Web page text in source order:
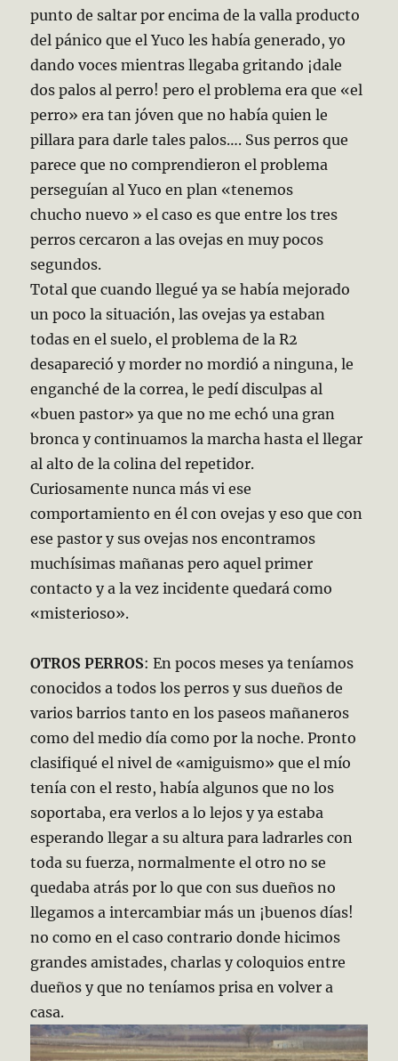
punto de saltar por encima de la valla producto
del pánico que el Yuco les había generado, yo
dando voces mientras llegaba gritando ¡dale
dos palos al perro! pero el problema era que «el
perro» era tan jóven que no había quien le
pillara para darle tales palos…. Sus perros que
parece que no comprendieron el problema
perseguían al Yuco en plan «tenemos
chucho nuevo » el caso es que entre los tres
perros cercaron a las ovejas en muy pocos
segundos.
Total que cuando llegué ya se había mejorado
un poco la situación, las ovejas ya estaban
todas en el suelo, el problema de la R2
desapareció y morder no mordió a ninguna, le
enganché de la correa, le pedí disculpas al
«buen pastor» ya que no me echó una gran
bronca y continuamos la marcha hasta el llegar
al alto de la colina del repetidor.
Curiosamente nunca más vi ese
comportamiento en él con ovejas y eso que con
ese pastor y sus ovejas nos encontramos
muchísimas mañanas pero aquel primer
contacto y a la vez incidente quedará como
«misterioso».
OTROS PERROS: En pocos meses ya teníamos
conocidos a todos los perros y sus dueños de
varios barrios tanto en los paseos mañaneros
como del medio día como por la noche. Pronto
clasifiqué el nivel de «amiguismo» que el mío
tenía con el resto, había algunos que no los
soportaba, era verlos a lo lejos y ya estaba
esperando llegar a su altura para ladrarles con
toda su fuerza, normalmente el otro no se
quedaba atrás por lo que con sus dueños no
llegamos a intercambiar más un ¡buenos días!
no como en el caso contrario donde hicimos
grandes amistades, charlas y coloquios entre
dueños y que no teníamos prisa en volver a
casa.